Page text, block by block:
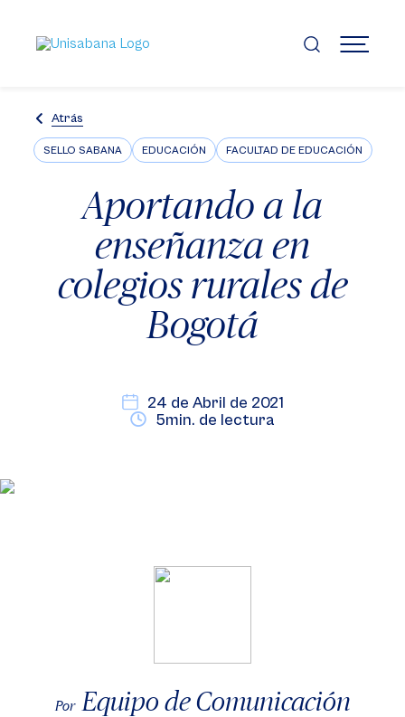
contenido
principal
MENÚ
Atrás
SELLO SABANA EDUCACIÓN FACULTAD DE EDUCACIÓN
Aportando a la
enseñanza en
colegios rurales de
Bogotá
24 de Abril de 2021
5min. de lectura
Por Equipo de Comunicación